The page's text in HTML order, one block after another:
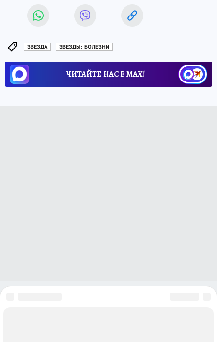
ЗВЕЗДА ЗВЕЗДЫ: БОЛЕЗНИ
ЧИТАЙТЕ НАС В МАХ!